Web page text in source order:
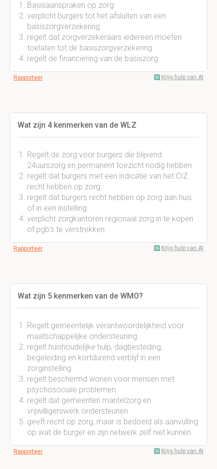
Basisaanspraken op zorg
verplicht burgers tot het afsluiten van een
basiszorgverzekering
regelt dat zorgverzekeraars iedereen moeten
toelaten tot de basiszorgverzekering
regelt de financiering van de basiszorg
Rapporteer Krijg hulp van AI
Wat zijn 4 kenmerken van de WLZ
Regelt de zorg voor burgers die blijvend
24uurszorg en permanent toezicht nodig hebben
regelt dat burgers met een indicatie van het CIZ
recht hebben op zorg
regelt dat burgers recht hebben op zorg aan huis
of in een instelling
verplicht zorgkantoren regionaal zorg in te kopen
of pgb's te verstrekken
Rapporteer Krijg hulp van AI
Wat zijn 5 kenmerken van de WMO?
Regelt gemeentelijk verantwoordelijkheid voor
maatschappelijke ondersteuning
regelt huishoudelijke hulp, dagbesteding,
begeleiding en kortdurend verblijf in een
zorginstelling
regelt beschermd wonen voor mensen met
psychosociale problemen
regelt dat gemeenten mantelzorg en
vrijwilligerswerk ondersteunen
geeft recht op zorg, maar is bedoeld als aanvulling
op wat de burger en zijn netwerk zelf niet kunnen
Rapporteer Krijg hulp van AI